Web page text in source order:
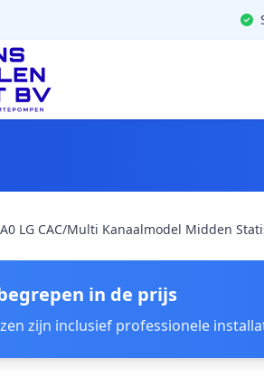
LG CAC/Multi Kanaalmodel Midden
in de prijs
zijn inclusief professionele